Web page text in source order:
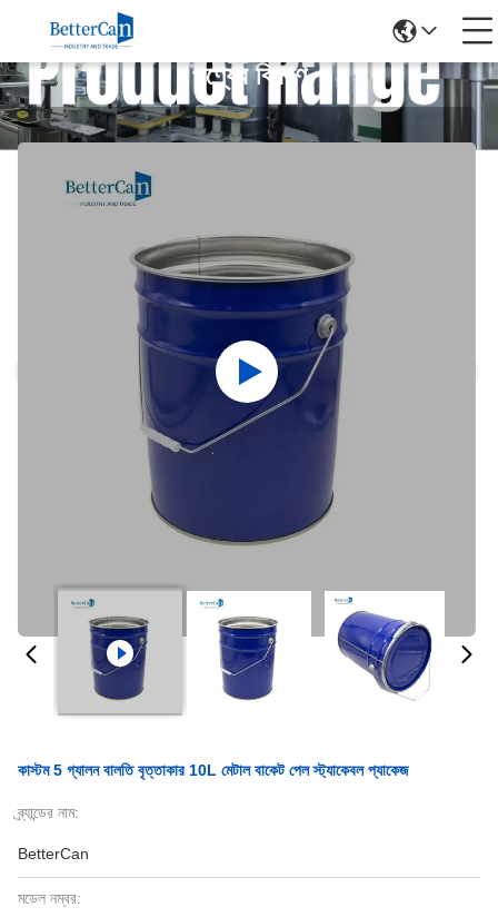
পণ্যের বিবরণ
কাস্টম 5 গ্যালন বালতি বৃত্তাকার 10L মেটাল বাকেট পেল স্ট্যাকেবল প্যাকেজ
ব্র্যান্ডের নাম:
BetterCan
মডেল নম্বর: